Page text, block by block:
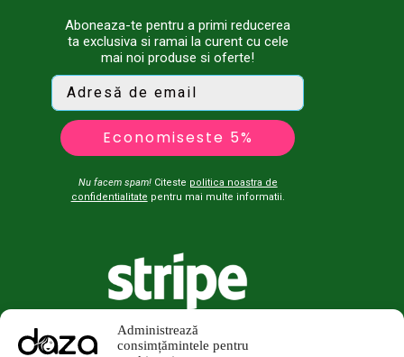
Aboneaza-te pentru a primi reducerea
ta exclusiva si ramai la curent cu cele
mai noi produse si oferte!
Economiseste 5%
Nu facem spam!Citeste politica noastra de
confidentialitate pentru mai multe informatii.
Administrează
consimțămintele pentru